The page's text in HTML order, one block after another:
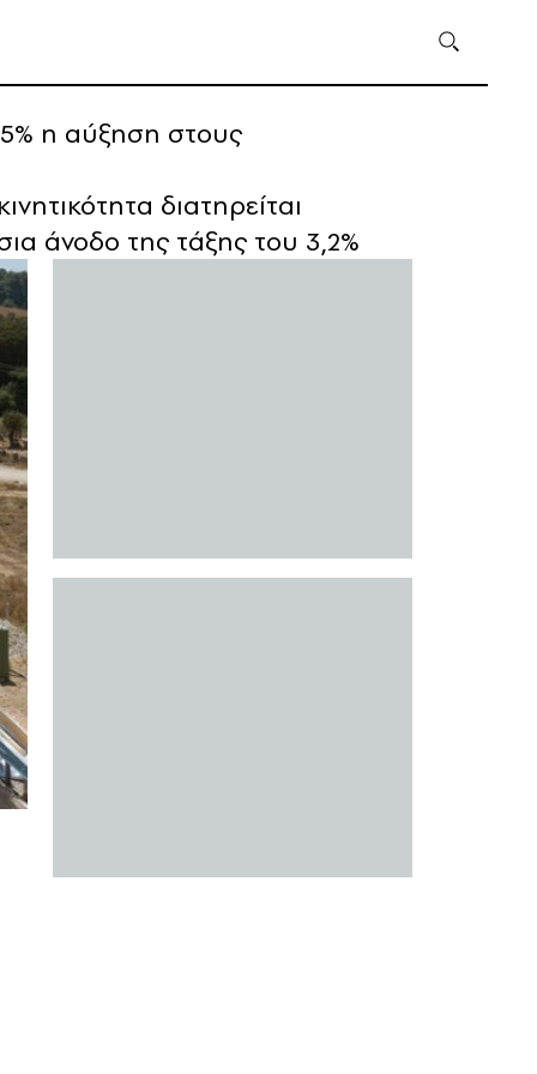
η αύξηση στους
διατηρείται
άνοδο της τάξης του 3,2%